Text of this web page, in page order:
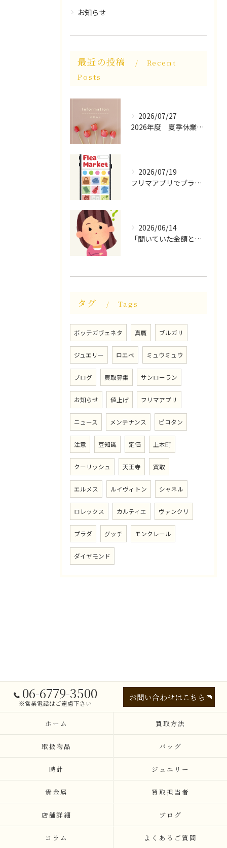
お知らせ
最近の投稿
Recent
Posts
2026/07/27
2026年度 夏季休業についてお知らせ
2026/07/19
フリマアプリでブランド品を検索してみると、想像以上に偽物が多かった
2026/06/14
「聞いていた金額と違う…」事前査定と実際の査定額に差が出る理由とは？
タグ Tags
ボッテガヴェネタ 真贋 ブルガリ
ジュエリー ロエベ ミュウミュウ
ブログ 買取募集 サンローラン
お知らせ 値上げ フリマアプリ
ニュース メンテナンス ピコタン
注意 豆知識 定価 上本町
クーリッシュ 天王寺 買取
エルメス ルイヴィトン シャネル
ロレックス カルティエ ヴァンクリ
プラダ グッチ モンクレール
ダイヤモンド
06-6779-3500
※営業電話はご遠慮下さい
お問い合わせはこちら
ホーム 買取方法
取扱物品 バッグ
時計 ジュエリー
貴金属 買取担当者
店舗詳細 ブログ
コラム よくあるご質問